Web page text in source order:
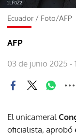
Ecuador/ Foto/AFP
AFP
03 de junio 2025 -
El unicameral
oficialista, aprobó